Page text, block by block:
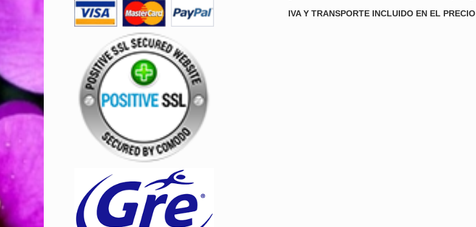
IVA Y TRANSPORTE INCLUIDO EN EL PRECIO